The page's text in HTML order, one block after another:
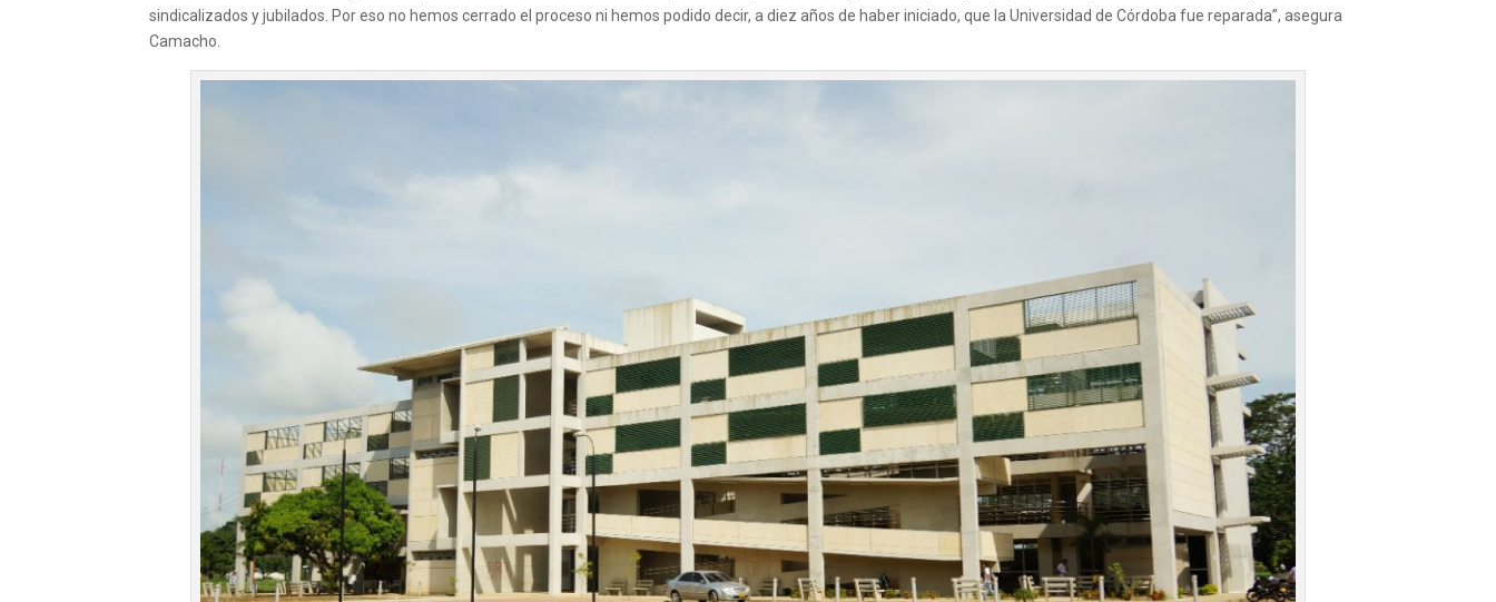
sindicalizados y jubilados. Por eso no hemos cerrado el proceso ni hemos podido decir, a diez años de haber iniciado, que la Universidad de Córdoba fue reparada”, asegura
Camacho.